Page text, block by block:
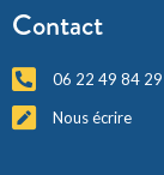
Contact
06 22 49 84 29
Nous écrire